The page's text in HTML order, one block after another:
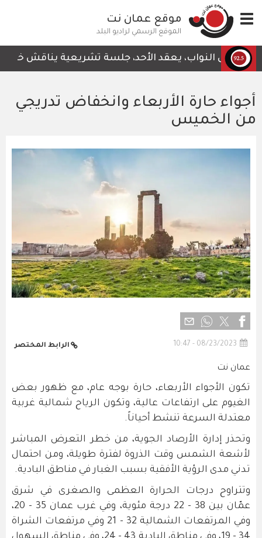
إلى
المحتوى
الرئيسي
Toggle
navigation
موقع عمان نت
الموقع الرسمي لراديو البلد
النواب، يعقد الأحد، جلسة تشريعية يناقش خلالها
أجواء حارة الأربعاء وانخفاض تدريجي
من الخميس
08/23/2023 - 10:47 الرابط المختصر
عمان نت
تكون الأجواء الأربعاء، حارة بوجه عام، مع ظهور بعض
الغيوم على ارتفاعات عالية، وتكون الرياح شمالية غربية
معتدلة السرعة تنشط أحياناً.
وتحذر إدارة الأرصاد الجوية، من خطر التعرض المباشر
لأشعة الشمس وقت الذروة لفترة طويلة، ومن احتمال
تدني مدى الرؤية الأفقية بسبب الغبار في مناطق البادية.
وتتراوح درجات الحرارة العظمى والصغرى في شرق
عمّان بين 38 - 22 درجة مئوية، وفي غرب عمان 35 - 20،
وفي المرتفعات الشمالية 32 - 21 وفي مرتفعات الشراة